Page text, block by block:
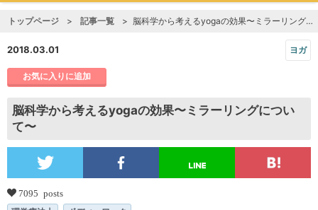
トップページ 記事一覧 脳科学から考えるyogaの効果〜ミラーリングについて〜
2018.03.01 ヨガ
お気に入りに追加
脳科学から考えるyogaの効果〜ミラーリングについ
て〜
7095 posts